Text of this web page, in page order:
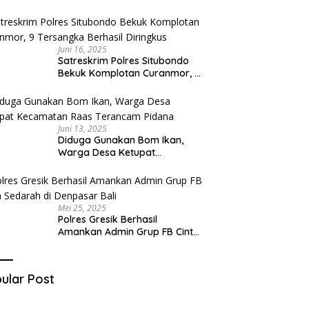
Juni 16, 2025
Satreskrim Polres Situbondo
Bekuk Komplotan Curanmor, 9
Juni 13, 2025
Diduga Gunakan Bom Ikan,
Warga Desa Ketupat
Pidana
Mei 25, 2025
Polres Gresik Berhasil
Amankan Admin Grup FB Cinta
Post